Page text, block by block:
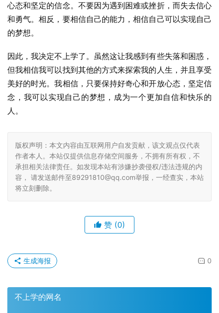
心态和坚定的信念。不要因为遇到困难或挫折，而失去信心
和勇气。相反，要相信自己的能力，相信自己可以实现自己
的梦想。
因此，我决定不上学了。虽然这让我感到有些失落和困惑，
但我相信我可以找到其他的方式来探索我的人生，并且享受
美好的时光。我相信，只要保持好奇心和开放心态，坚定信
念，我可以实现自己的梦想，成为一个更加自信和快乐的
人。
版权声明：本文内容由互联网用户自发贡献，该文观点仅代表
作者本人。本站仅提供信息存储空间服务，不拥有所有权，不
承担相关法律责任。如发现本站有涉嫌抄袭侵权/违法违规的内
容， 请发送邮件至89291810@qq.com举报，一经查实，本站
将立刻删除。
赞 (0)
0
生成海报
不上学的网名